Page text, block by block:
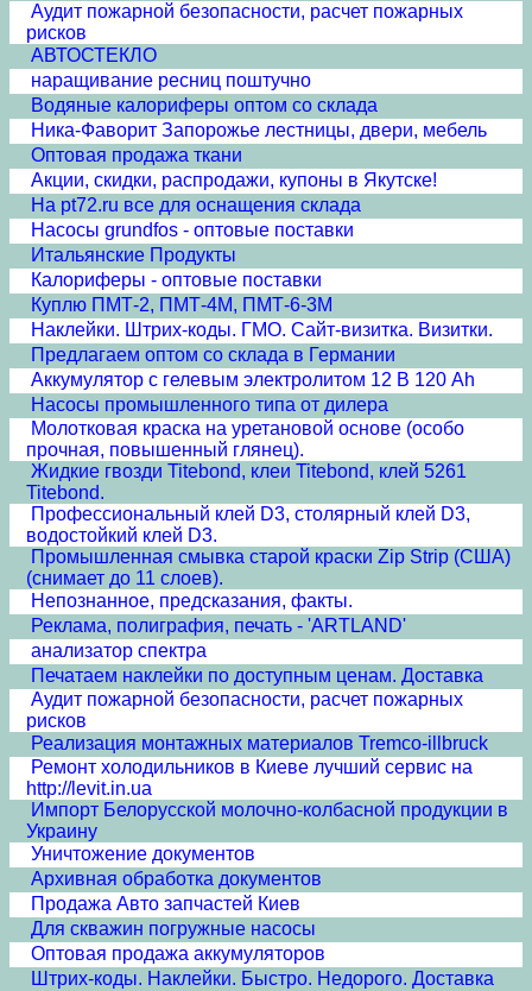
Аудит пожарной безопасности, расчет пожарных
рисков
АВТОСТЕКЛО
наращивание ресниц поштучно
Водяные калориферы оптом со склада
Ника-Фаворит Запорожье лестницы, двери, мебель
Оптовая продажа ткани
Акции, скидки, распродажи, купоны в Якутске!
На pt72.ru все для оснащения склада
Насосы grundfos - оптовые поставки
Итальянские Продукты
Калориферы - оптовые поставки
Куплю ПМТ-2, ПМТ-4М, ПМТ-6-3М
Наклейки. Штрих-коды. ГМО. Сайт-визитка. Визитки.
Предлагаем oптом со склада в Германии
Аккумулятор с гелевым электролитом 12 В 120 Ah
Насосы промышленного типа от дилера
Молотковая краска на уретановой основе (особо
прочная, повышенный глянец).
Жидкие гвозди Titebond, клеи Titebond, клей 5261
Titebond.
Профессиональный клей D3, столярный клей D3,
водостойкий клей D3.
Промышленная смывка старой краски Zip Strip (США)
(снимает до 11 слоев).
Непознанное, предсказания, факты.
Реклама, полиграфия, печать - 'ARTLAND'
анализатор спектра
Печатаем наклейки по доступным ценам. Доставка
Аудит пожарной безопасности, расчет пожарных
рисков
Реализация монтажных материалов Tremco-illbruck
Ремонт холодильников в Киеве лучший сервис на
http://levit.in.ua
Импорт Белорусской молочно-колбасной продукции в
Украину
Уничтожение документов
Архивная обработка документов
Продажа Авто запчастей Киев
Для скважин погружные насосы
Оптовая продажа аккумуляторов
Штрих-коды. Наклейки. Быстро. Недорого. Доставка